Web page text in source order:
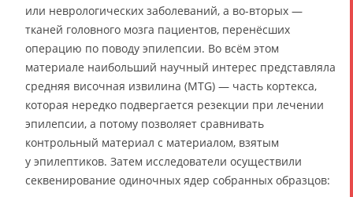
или неврологических заболеваний, а во-вторых —
тканей головного мозга пациентов, перенёсших
операцию по поводу эпилепсии. Во всём этом
материале наибольший научный интерес представляла
средняя височная извилина (MTG) — часть кортекса,
которая нередко подвергается резекции при лечении
эпилепсии, а потому позволяет сравнивать
контрольный материал с материалом, взятым
у эпилептиков. Затем исследователи осуществили
секвенирование одиночных ядер собранных образцов: